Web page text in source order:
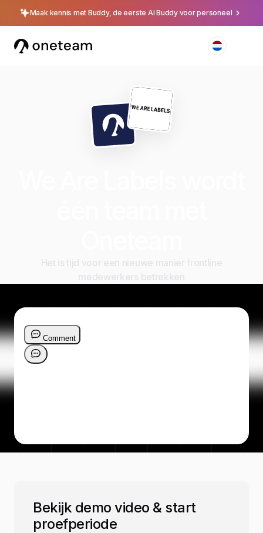
Maak kennis met Buddy, de eerste AI Buddy voor personeel
Bekijk demo video & start
proefperiode